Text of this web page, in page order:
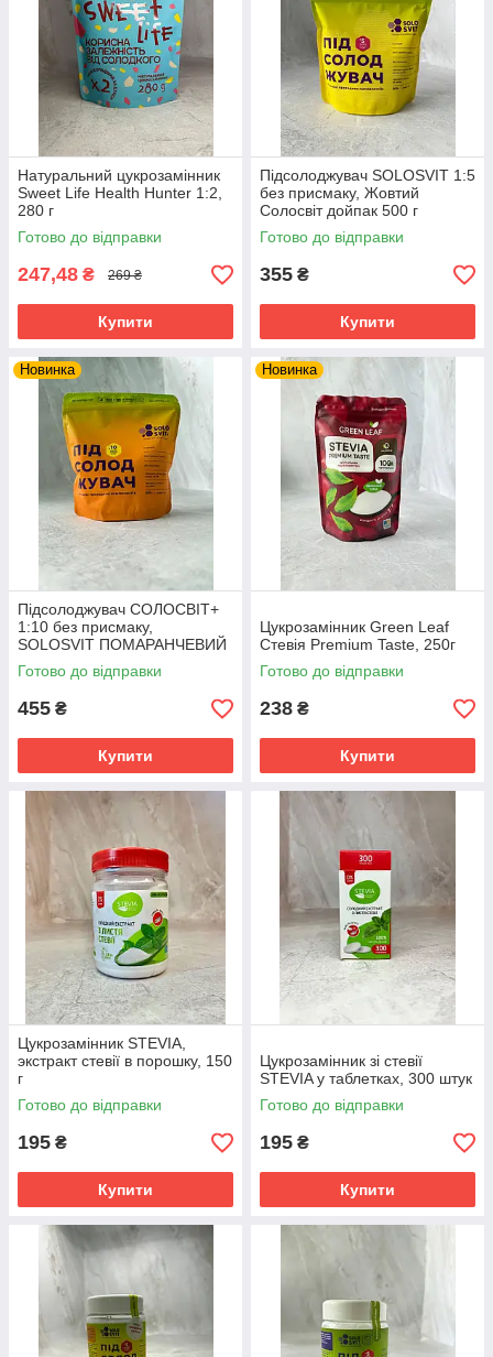
Натуральний цукрозамінник
Sweet Life Health Hunter 1:2,
280 г
Готово до відправки
247,48 ₴ 269 ₴
Купити
Підсолоджувач SOLOSVIT 1:5
без присмаку, Жовтий
Солосвіт дойпак 500 г
Готово до відправки
355 ₴
Купити
Новинка
Підсолоджувач СОЛОСВІТ+
1:10 без присмаку,
SOLOSVIT ПОМАРАНЧЕВИЙ
дойпак 500 г
Готово до відправки
455 ₴
Купити
Новинка
Цукрозамінник Green Leaf
Стевія Premium Taste, 250г
Готово до відправки
238 ₴
Купити
Цукрозамінник STEVIA,
экстракт стевії в порошку, 150
г
Готово до відправки
195 ₴
Купити
Цукрозамінник зі стевії
STEVIA у таблетках, 300 штук
Готово до відправки
195 ₴
Купити